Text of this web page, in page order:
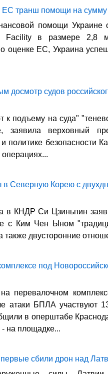
ЕС транш помощи на
помощи Украине
Facility в размере 2,8
оценке ЕС, Украина
досмотр судов
подъему на суда"
заявила верховный
политике безопасности
в Северную Корею с
в КНДР Си Цзиньпин
с Ким Чен Ыном
также двусторонние
под
перевалочном
атаки БПЛА участвуют
в оперштабе
на площадке...
сбили дрон над